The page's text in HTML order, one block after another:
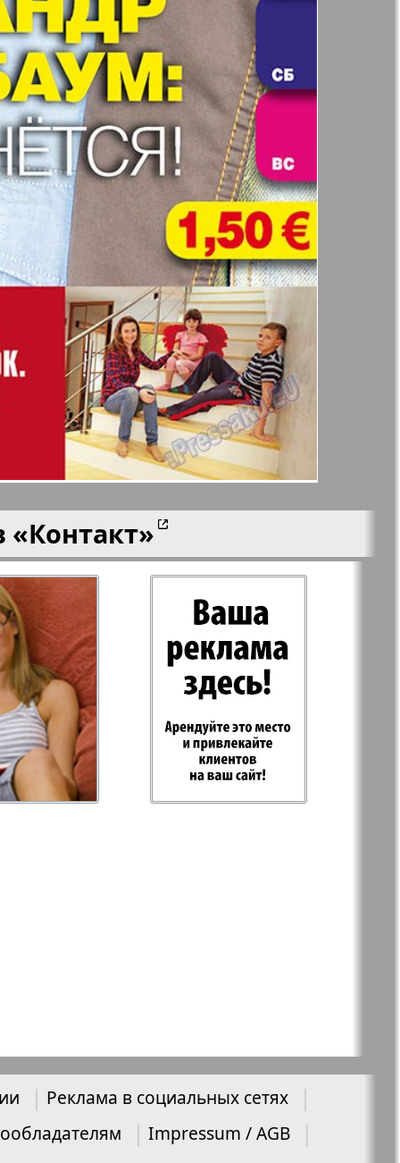
77
83
фирма Известия BW
Кенгуру
Кругозор плюс!
М-City
Наш мир
Норд
Районка-Nord-Ost-
Bremen-NRW
Редакция Берлин
Рубеж
Хоттабыч
«Контакт»
Реклама в социальных сетях
Impressum / AGB